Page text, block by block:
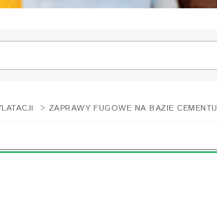
> ZAPRAWY FUGOWE NA BAZIE CEMENTU